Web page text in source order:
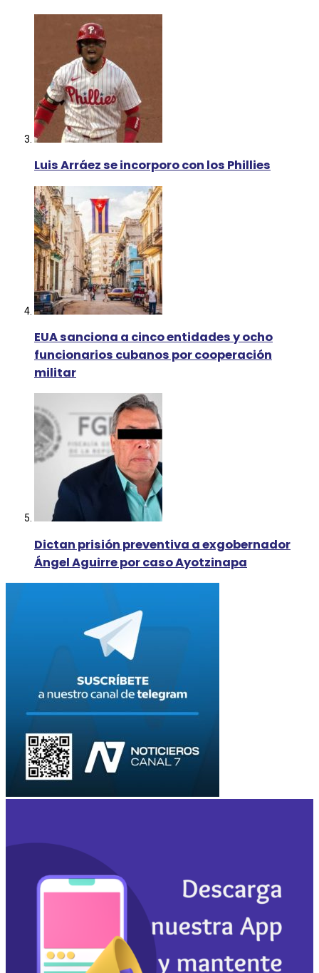
Luis Arráez se incorporo con los Phillies
EUA sanciona a cinco entidades y ocho
funcionarios cubanos por cooperación
militar
Dictan prisión preventiva a exgobernador
Ángel Aguirre por caso Ayotzinapa